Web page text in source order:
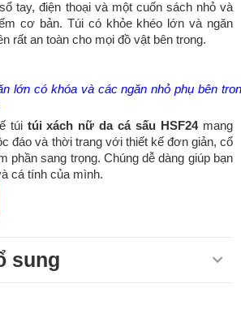
tay, điện thoại và một cuốn sách nhỏ và
cơ bản. Túi có khỏe khéo lớn và ngăn
rất an toàn cho mọi đồ vật bên trong.
lớn có khóa và các ngăn nhỏ phụ bên
túi túi xách nữ da cá sấu HSF24mang
đáo và thời trang với thiết kế đơn giản, cổ
phần sang trọng. Chúng dễ dàng giúp bạn
cá tính của mình.
sung